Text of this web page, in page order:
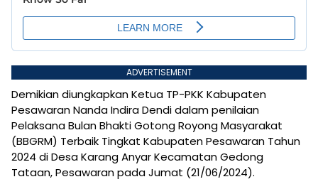
ADVERTISEMENT
Demikian diungkapkan Ketua TP-PKK Kabupaten
Pesawaran Nanda Indira Dendi dalam penilaian
Pelaksana Bulan Bhakti Gotong Royong Masyarakat
(BBGRM) Terbaik Tingkat Kabupaten Pesawaran Tahun
2024 di Desa Karang Anyar Kecamatan Gedong
Tataan, Pesawaran pada Jumat (21/06/2024).